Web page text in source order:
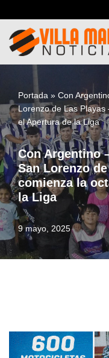
Saltar
al
Portada » Con
Lorenzo de Las Playas
el Apertura de la Liga
Con Argentino
San Lorenzo
comienza la
la Liga
9 mayo, 2025